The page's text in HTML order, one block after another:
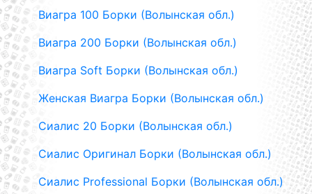
Виагра 100 Борки (Волынская обл.)
Виагра 200 Борки (Волынская обл.)
Виагра Soft Борки (Волынская обл.)
Женская Виагра Борки (Волынская обл.)
Сиалис 20 Борки (Волынская обл.)
Сиалис Оригинал Борки (Волынская обл.)
Сиалис Professional Борки (Волынская обл.)